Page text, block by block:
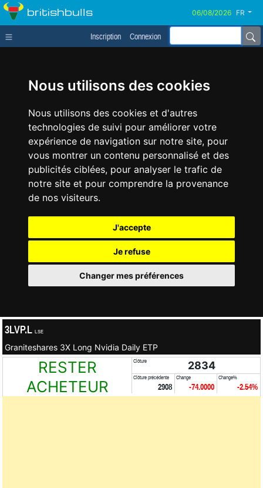
Nous utilisons des cookies
Nous utilisons des cookies et d'autres
technologies de suivi pour améliorer votre
expérience de navigation sur notre site, pour
vous montrer un contenu personnalisé et des
publicités ciblées, pour analyser le trafic de
notre site et pour comprendre la provenance
de nos visiteurs.
J'accepte
Je refuse
Changer mes préférences
britishbulls FR
Inscription Connexion
3LVP.L LSE
Graniteshares 3X Long Nvidia Daily ETP
RESTER
ACHETEUR
Clôture 2834
Clôture précédente
2908
Change
-74.0000
Change%
-2.54%